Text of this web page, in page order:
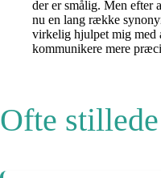
der er smålig. Men efter
nu en lang række
virkelig hjulpet mig med
kommunikere mere
Ofte